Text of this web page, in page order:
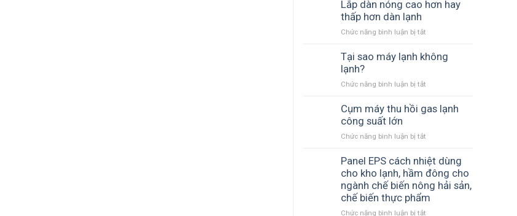
máy
bao
lạnh
hết
Lắp dàn nóng cao hơn hay
thấp hơn dàn lạnh
Chức năng bình luận bị tắt
dàn
thấp
Tại sao máy lạnh không
lạnh?
Chức năng bình luận bị tắt
sao
Cụm máy thu hồi gas lạnh
công suất lớn
Chức năng bình luận bị tắt
máy
thu
gas
lạnh
Panel EPS cách nhiệt dùng
cho kho lạnh, hầm đông cho
ngành chế biến nông hải sản,
chế biến thực phẩm
Chức năng bình luận bị tắt